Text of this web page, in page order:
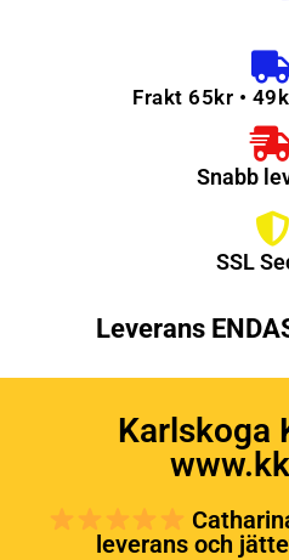
Frakt 65kr •
Snabb
SSL
Leverans
Karlskoga
leverans och